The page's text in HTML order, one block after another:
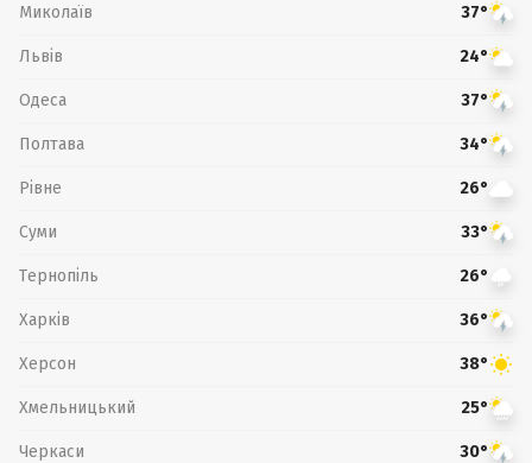
Миколаїв 37°
Львів 24°
Одеса 37°
Полтава 34°
Рівне 26°
Суми 33°
Тернопіль 26°
Харків 36°
Херсон 38°
Хмельницький 25°
Черкаси 30°